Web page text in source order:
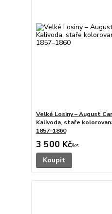
Velké Losiny – August
Kalivoda, staře
1857–1860
3 500 Kč/ks
Koupit